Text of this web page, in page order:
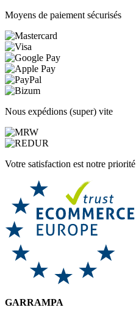
Moyens de paiement sécurisés
Nous expédions (super) vite
Votre satisfaction est notre priorité
GARRAMPA